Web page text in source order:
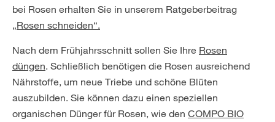
bei Rosen erhalten Sie in unserem Ratgeberbeitrag
„Rosen schneiden“.
Nach dem Frühjahrsschnitt sollen Sie Ihre Rosen
düngen. Schließlich benötigen die Rosen ausreichend
Nährstoffe, um neue Triebe und schöne Blüten
auszubilden. Sie können dazu einen speziellen
organischen Dünger für Rosen, wie den COMPO BIO